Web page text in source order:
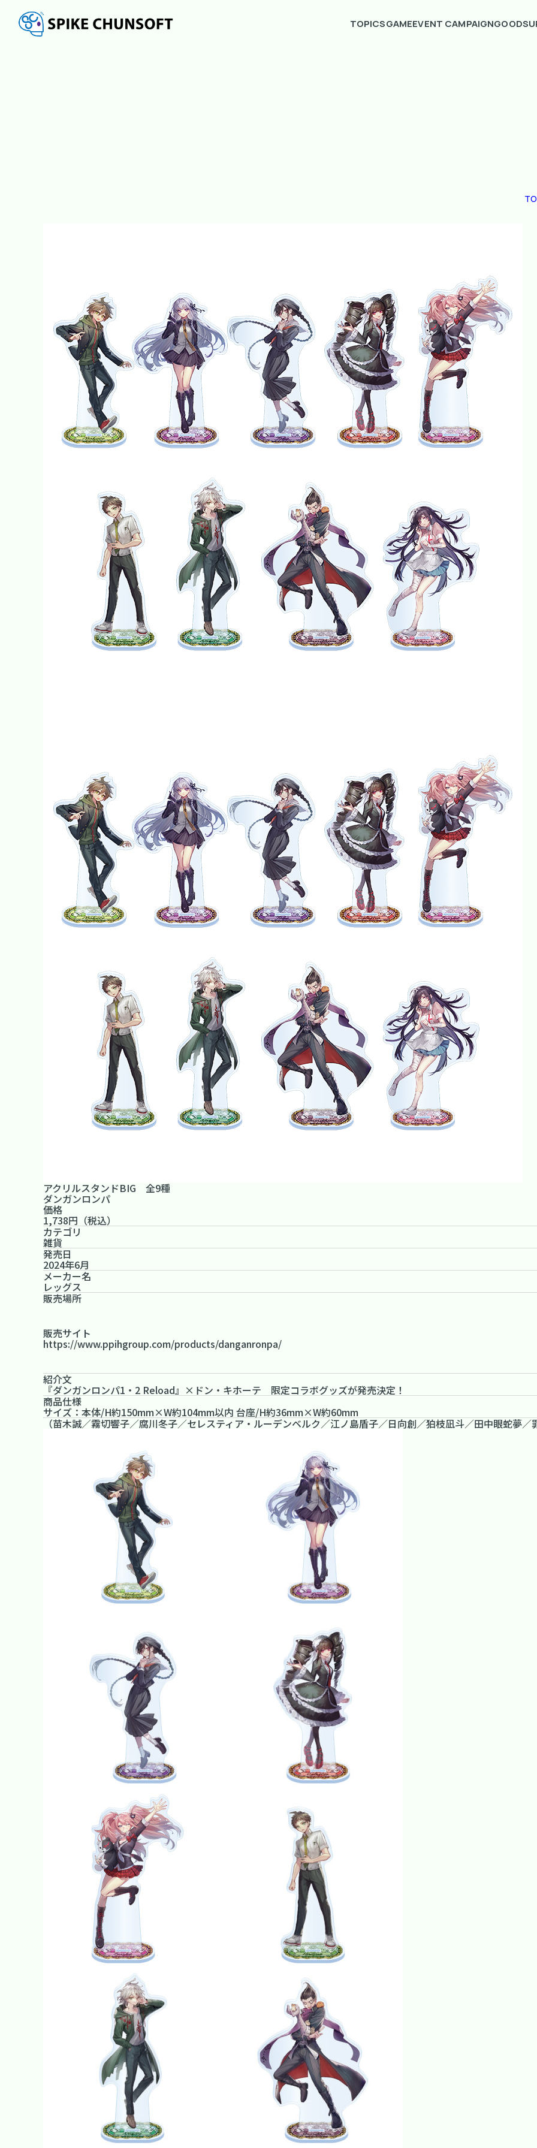
TOPICSGAMEEVENT CAMPAIGNGOODS
アクリルスタンドBIG 全9種
ダンガンロンパ
価格
1,738円（税込）
カテゴリ
雑貨
発売日
2024年6月
メーカー名
レッグス
販売場所
販売サイト
https://www.ppihgroup.com/products/danganronpa/
紹介文
『ダンガンロンパ1・2 Reload』×ドン・キホーテ 限定コラボグッズが発売決定！
商品仕様
サイズ：本体/H約150mm×W約104mm以内 台座/H約36mm×W約60mm
（苗木誠／霧切響子／腐川冬子／セレスティア・ルーデンベルク／江ノ島盾子／日向創／狛枝凪斗／田中眼蛇夢／